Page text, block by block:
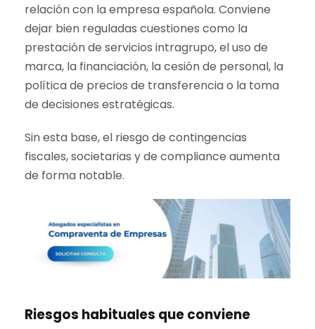
relación con la empresa española. Conviene
dejar bien reguladas cuestiones como la
prestación de servicios intragrupo, el uso de
marca, la financiación, la cesión de personal, la
política de precios de transferencia o la toma
de decisiones estratégicas.
Sin esta base, el riesgo de contingencias
fiscales, societarias y de compliance aumenta
de forma notable.
Riesgos habituales que conviene